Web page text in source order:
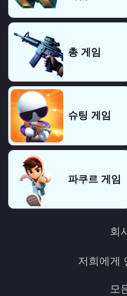
총 게임
슈팅 게임
파쿠르 게임
회
저희에게
모